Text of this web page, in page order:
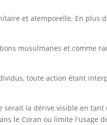
et atemporelle. En plus
musulmanes et comme
toute action étant
serait la dérive visible en
le Coran ou limite l'usage